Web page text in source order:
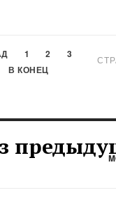
1 2
3
В КОНЕЦ